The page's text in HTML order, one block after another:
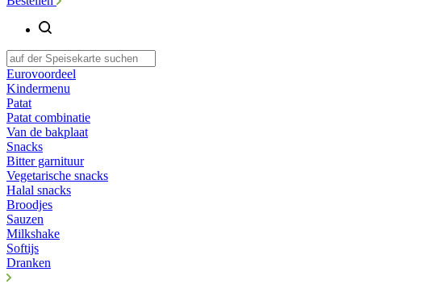
Eurovoordeel
Kindermenu
Patat
Patat combinatie
Van de bakplaat
Snacks
Bitter garnituur
Vegetarische snacks
Halal snacks
Broodjes
Sauzen
Milkshake
Softijs
Dranken